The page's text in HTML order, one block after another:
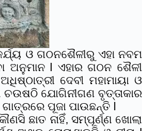
ଓ ଗଠନଶୈଳୀରୁ ଏହା ନବମ
ଅନୁମାନ l ଏହାର ଗଠନ ଶୈଳୀ
ଦେବୀ ମହାମାୟା ଓ
ଚଉଷଠି ଯୋଗିନୀଗଣ ବୃତ୍ତାକାର
ଗାତ୍ରରେ ପୂଜା ପାଉଛନ୍ତି l
ଛାତ ନାହିଁ, ସମ୍ପୂର୍ଣ୍ଣ ଖୋଲା